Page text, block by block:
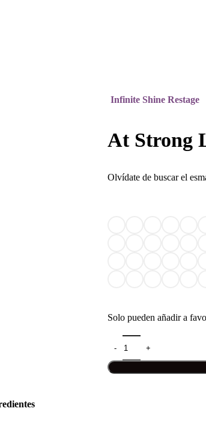
Infinite Shine Restage
At Strong
Olvídate de buscar el
Solo pueden añadir a